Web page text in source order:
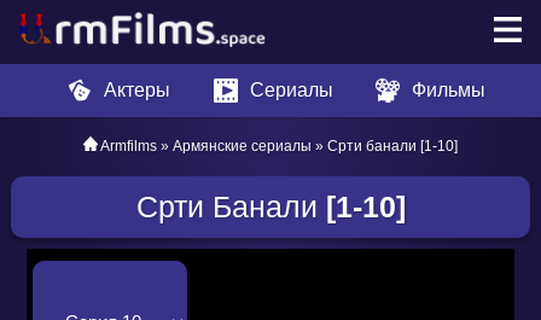
Актеры Сериалы Фильмы
Armfilms » Армянские сериалы » Срти банали [1-10]
Срти Банали [1-10]